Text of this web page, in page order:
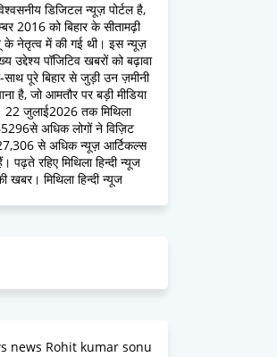
डिजिटल न्यूज़ पोर्टल है,
2016 को बिहार के सीतामढ़ी
के नेतृत्व में की गई थी। इस न्यूज़
पॉजिटिव खबरों को बढ़ावा
पूरे बिहार से जुड़ी उन ज़मीनी
है, जो आमतौर पर बड़ी मीडिया
22 जुलाई2026 तक मिथिला
अधिक लोगों ने विज़िट
से अधिक न्यूज़ आर्टिकल्स
रहिए मिथिला हिन्दी न्यूज
मिथिला हिन्दी न्यूज
news Rohit kumar sonu